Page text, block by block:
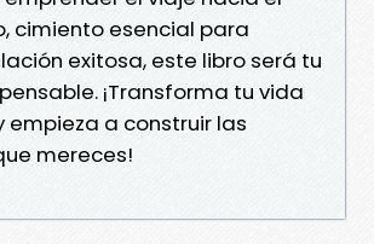
cimiento esencial para
exitosa, este libro será tu
¡Transforma tu vida
empieza a construir las
mereces!